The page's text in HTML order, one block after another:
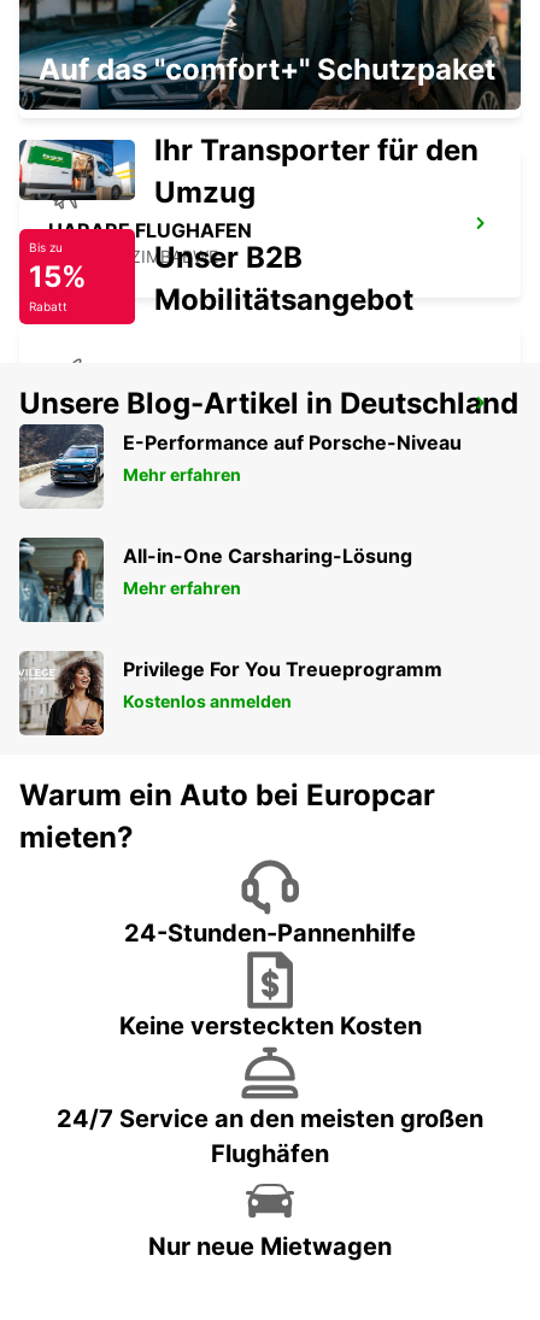
KING MSWATI III
LUBOMBO - ESWATINI
HARARE FLUGHAFEN
HARARE - ZIMBABWE
POLOKWANE FLUGHAFEN
POLOKWANE - SOUTH AFRICA
Auf das "comfort+" Schutzpaket
Ihr Transporter für den
Umzug
Bis zu
15%
Rabatt
Unser B2B
Mobilitätsangebot
Unsere Blog-Artikel in Deutschland
E-Performance auf Porsche-Niveau
Mehr erfahren
All-in-One Carsharing-Lösung
Mehr erfahren
Privilege For You Treueprogramm
Kostenlos anmelden
Warum ein Auto bei Europcar
mieten?
24-Stunden-Pannenhilfe
Keine versteckten Kosten
24/7 Service an den meisten großen
Flughäfen
Nur neue Mietwagen